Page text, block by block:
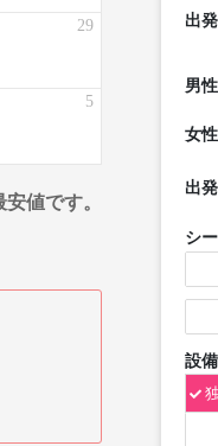
29
5
値です。
出
男
女
出
シ
設